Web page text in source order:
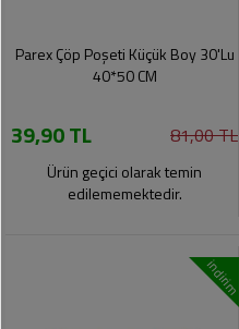
Parex Çöp Poşeti Küçük Boy 30'Lu
40*50 CM
39,90 TL 81,00 TL
Ürün geçici olarak temin
edilememektedir.
indirim